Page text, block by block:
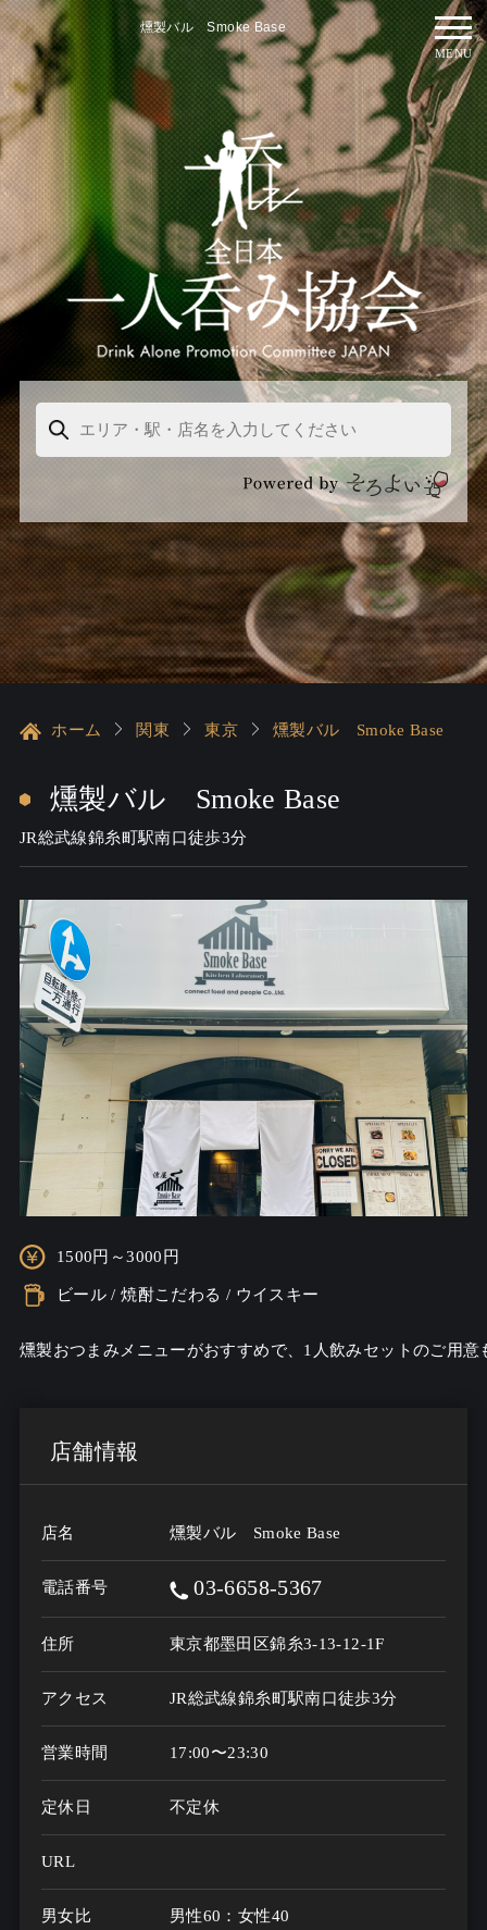
燻製バル Smoke Base
MENU
ホーム 関東 東京 燻製バル Smoke Base
燻製バル Smoke Base
JR総武線錦糸町駅南口徒歩3分
1500円～3000円
ビール / 焼酎こだわる / ウイスキー
燻製おつまみメニューがおすすめで、1人飲みセットのご用意
店舗情報
店名 燻製バル Smoke Base
電話番号 03-6658-5367
住所 東京都墨田区錦糸3-13-12-1F
アクセス JR総武線錦糸町駅南口徒歩3分
営業時間 17:00〜23:30
定休日 不定休
URL
男女比 男性60：女性40